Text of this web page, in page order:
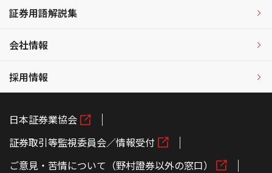
証券用語解説集
会社情報
採用情報
日本証券業協会
証券取引等監視委員会／情報受付
ご意見・苦情について（野村證券以外の窓口）